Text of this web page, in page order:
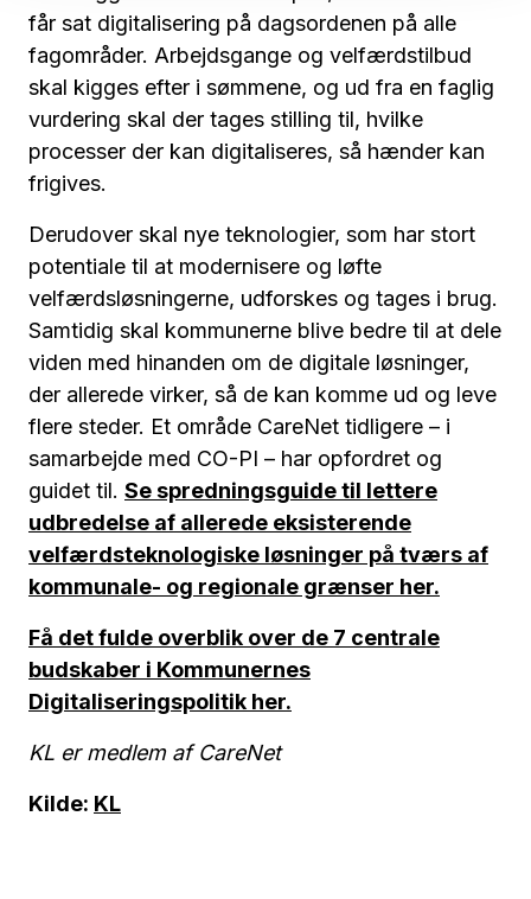
får sat digitalisering på dagsordenen på alle
fagområder. Arbejdsgange og velfærdstilbud
skal kigges efter i sømmene, og ud fra en faglig
vurdering skal der tages stilling til, hvilke
processer der kan digitaliseres, så hænder kan
frigives.
Derudover skal nye teknologier, som har stort
potentiale til at modernisere og løfte
velfærdsløsningerne, udforskes og tages i brug.
Samtidig skal kommunerne blive bedre til at dele
viden med hinanden om de digitale løsninger,
der allerede virker, så de kan komme ud og leve
flere steder. Et område CareNet tidligere – i
samarbejde med CO-PI – har opfordret og
guidet til. Se spredningsguide til lettere
udbredelse af allerede eksisterende
velfærdsteknologiske løsninger på tværs af
kommunale- og regionale grænser her.
Få det fulde overblik over de 7 centrale
budskaber i Kommunernes
Digitaliseringspolitik her.
KL er medlem af CareNet
Kilde: KL